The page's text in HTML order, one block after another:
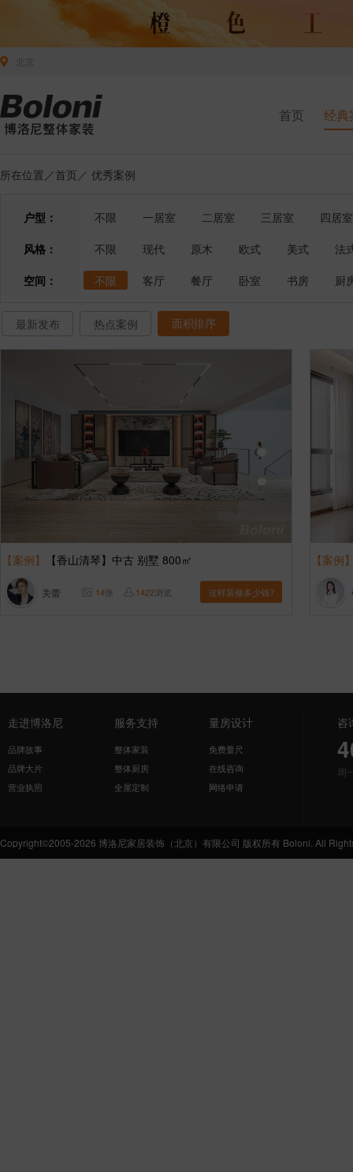
首页 经典
所在位置／首页 ／ 优秀案例
户型： 不限 一居室 二居室 三居室
四居室
风格：
不限 现代 原木 欧式 美式
法
空间：
不限 客厅 餐厅 卧室 书房 厨
最新发布 热点案例 面积排序
【案例】 【香山清琴】中古 别墅 800㎡
关蕾 14张 1422浏览 这样装修多少钱?
【案例
走进博洛尼
品牌故事
品牌大片
营业执照
服务支持
整体家装
整体厨房
全屋定制
量房设计
免费量尺
在线咨询
网络申请
咨
周
Copyright©2005-2026 博洛尼家居装饰（北京）有限公司 版权所有 Boloni. All